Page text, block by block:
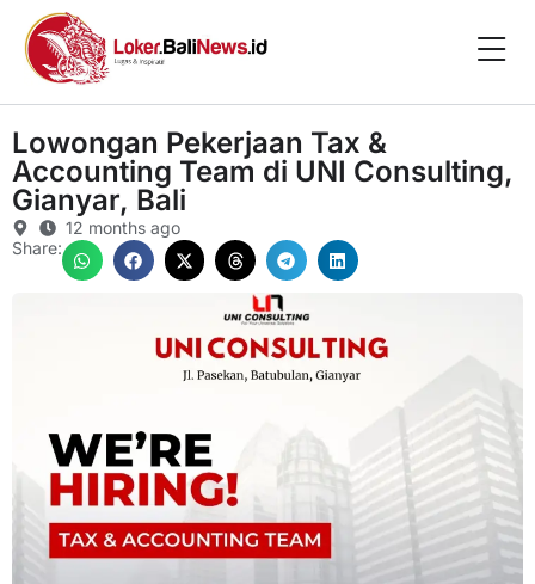
Lowongan Pekerjaan Tax &
Accounting Team di UNI Consulting,
Gianyar, Bali
12 months ago
Share: